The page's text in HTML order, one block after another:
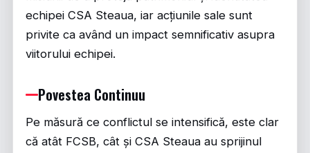
echipei CSA Steaua, iar acțiunile sale sunt
privite ca având un impact semnificativ asupra
viitorului echipei.
Povestea Continuu
Pe măsură ce conflictul se intensifică, este clar
că atât FCSB, cât și CSA Steaua au sprijinul